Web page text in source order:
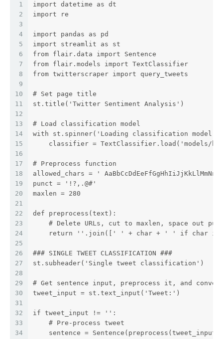
1
2
3
4
5
6
7
8
9
10
11
12
13
14
15
16
17
18
19
20
21
22
23
24
25
26
27
28
29
30
31
32
33
34
import datetime as dt
import re
import pandas as pd
import streamlit as st
from flair.data import Sentence
from flair.models import TextClassifier
from twitterscraper import query_tweets
# Set page title
st.title('Twitter Sentiment Analysis')
# Load classification model
with st.spinner('Loading classification
classifier = TextClassifier.load('models/
# Preprocess function
allowed_chars = '
punct = '!?,.@#'
maxlen = 280
def preprocess(text):
# Delete URLs, cut to maxlen, space out
return ''.join([' ' + char + ' ' if char
### SINGLE TWEET CLASSIFICATION ###
st.subheader('Single tweet classification')
# Get sentence input, preprocess it, and
tweet_input = st.text_input('Tweet:')
if tweet_input != '':
    # Pre-process tweet
sentence =